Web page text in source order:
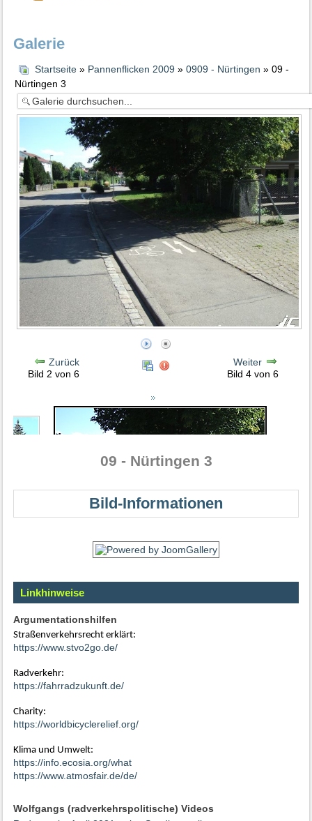
Galerie
Startseite» Pannenflicken 2009 » 0909 - Nürtingen » 09 -
Nürtingen 3
Zurück
Bild 2 von 6
Weiter
Bild 4 von 6
09 - Nürtingen 3
Bild-Informationen
Linkhinweise
Argumentationshilfen
Straßenverkehrsrecht erklärt:
https://www.stvo2go.de/
Radverkehr:
https://fahrradzukunft.de/
Charity:
https://worldbicyclerelief.org/
Klima und Umwelt:
https://info.ecosia.org/what
https://www.atmosfair.de/de/
Wolfgangs (radverkehrspolitische) Videos